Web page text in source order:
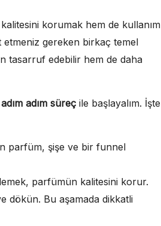
korumak hem de kullanım
etmeniz gereken birkaç temel
tasarruf edebilir hem de daha
adım süreç ile başlayalım. İşte
parfüm, şişe ve bir funnel
parfümün kalitesini korur.
dökün. Bu aşamada dikkatli